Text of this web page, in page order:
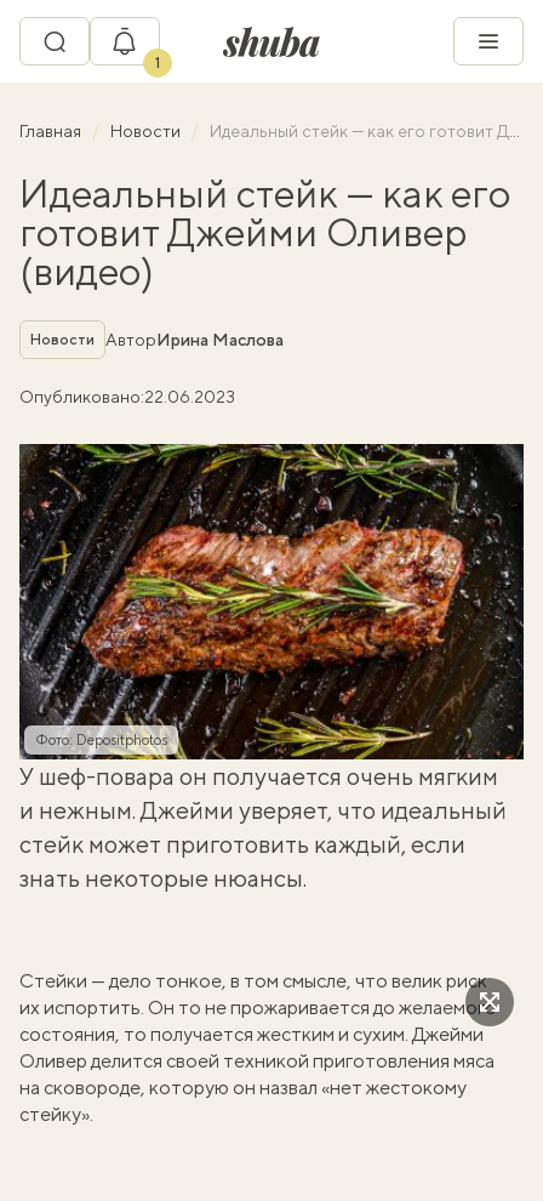
1
Главная Новости Идеальный стейк — как его готовит Джейми Оливер (видео)
Идеальный стейк — как его
готовит Джейми Оливер
(видео)
Рубрика
Новости АвторИрина Маслова
Опубликовано:22.06.2023
Фото: Depositphotos
У шеф-повара он получается очень мягким
и нежным. Джейми уверяет, что идеальный
стейк может приготовить каждый, если
знать некоторые нюансы.
Стейки — дело тонкое, в том смысле, что велик риск
их испортить. Он то не прожаривается до желаемого
состояния, то получается жестким и сухим. Джейми
Оливерделится своей техникой приготовления мяса
на сковороде, которую он назвал «нет жестокому
стейку».